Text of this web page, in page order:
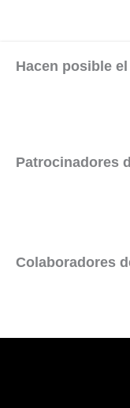
Hacen posible
Patrocinadores
Colaboradores